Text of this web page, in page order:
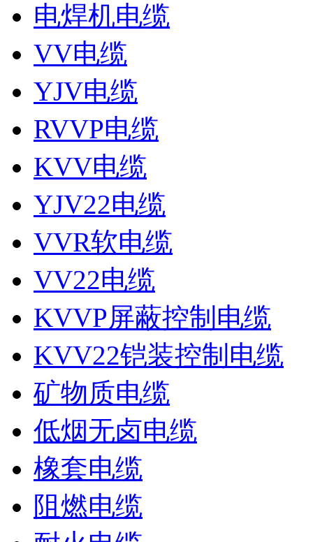
电焊机电缆
VV电缆
YJV电缆
RVVP电缆
KVV电缆
YJV22电缆
VVR软电缆
VV22电缆
KVVP屏蔽控制电缆
KVV22铠装控制电缆
矿物质电缆
低烟无卤电缆
橡套电缆
阻燃电缆